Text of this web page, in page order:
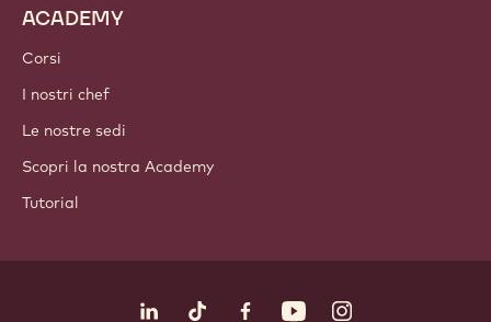
ACADEMY
Corsi
I nostri chef
Le nostre sedi
Scopri la nostra Academy
Tutorial